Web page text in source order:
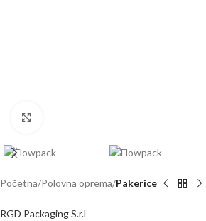
Početna Polovna oprema Pakerice
RGD Packaging S.r.l